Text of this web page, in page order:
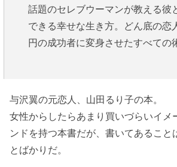
話題のセレブウーマンが教える彼
できる幸せな生き方。どん底の恋
円の成功者に変身させたすべての
与沢翼の元恋人、山田るり子の本。
女性からしたらあまり買いづらいイメ
ンドを持つ本書だが、書いてあること
とばかりだ。